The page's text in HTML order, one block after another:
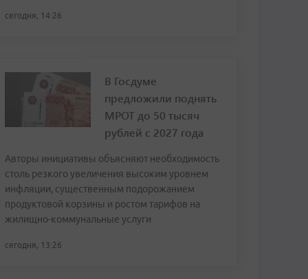
сегодня, 14:26
В Госдуме
предложили поднять
МРОТ до 50 тысяч
рублей с 2027 года
Авторы инициативы объясняют необходимость
столь резкого увеличения высоким уровнем
инфляции, существенным подорожанием
продуктовой корзины и ростом тарифов на
жилищно-коммунальные услуги
сегодня, 13:26